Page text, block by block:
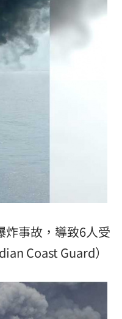
炸事故，導致6人受
Coast Guard）